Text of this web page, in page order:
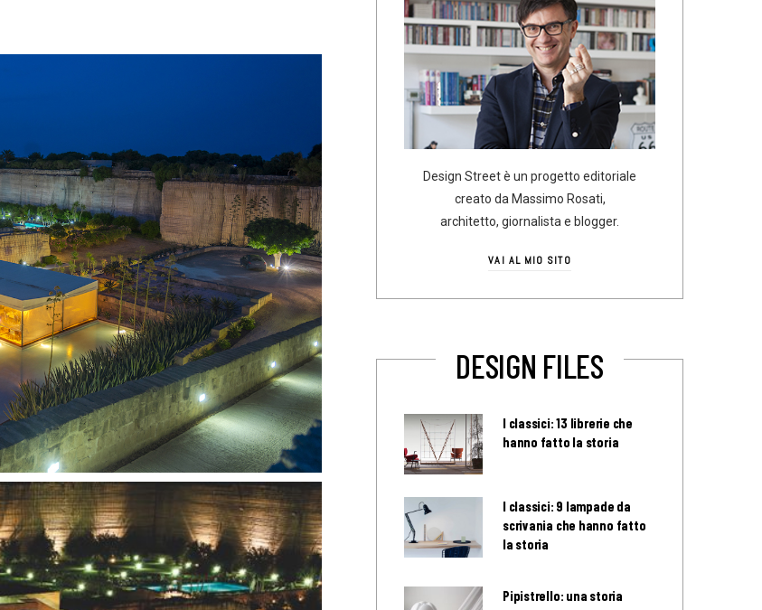
Design Street è un progetto editoriale
creato da Massimo Rosati,
architetto, giornalista e blogger.
VAI AL MIO SITO
DESIGN FILES
I classici: 13 librerie che
hanno fatto la storia
I classici: 9 lampade da
scrivania che hanno fatto
la storia
Pipistrello: una storia